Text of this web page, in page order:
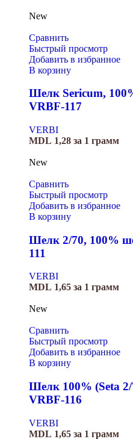
New
Сравнить
Быстрый просмотр
Добавить в избранное
В корзину
Шелк Sericum,
VRBF-117
VERBI
MDL 1,28 за 1 грамм
New
Сравнить
Быстрый просмотр
Добавить в избранное
В корзину
Шелк 2/70, 100%
111
VERBI
MDL 1,65 за 1 грамм
New
Сравнить
Быстрый просмотр
Добавить в избранное
В корзину
Шелк 100% (Seta
VRBF-116
VERBI
MDL 1,65 за 1 грамм